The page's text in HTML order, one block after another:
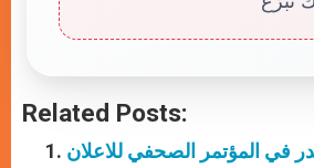
Related Posts:
في المؤتمر الصحفي للاعلان